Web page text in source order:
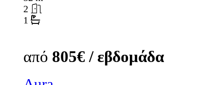
2
1
από 805€ / εβδομάδα